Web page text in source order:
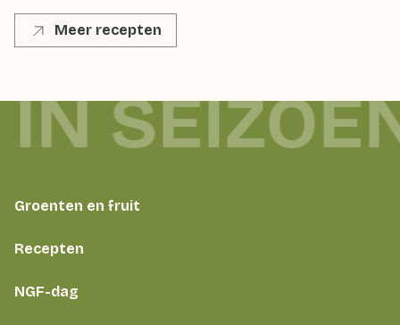
Meer recepten
Groenten en fruit
Recepten
NGF-dag